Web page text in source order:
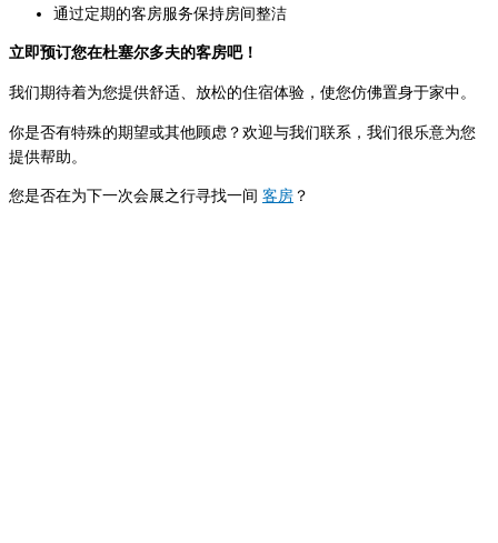
通过定期的客房服务保持房间整洁
立即预订您在杜塞尔多夫的客房吧！
我们期待着为您提供舒适、放松的住宿体验，使您仿佛置身于家中。
你是否有特殊的期望或其他顾虑？欢迎与我们联系，我们很乐意为您
提供帮助。
您是否在为下一次会展之行寻找一间 客房 ？